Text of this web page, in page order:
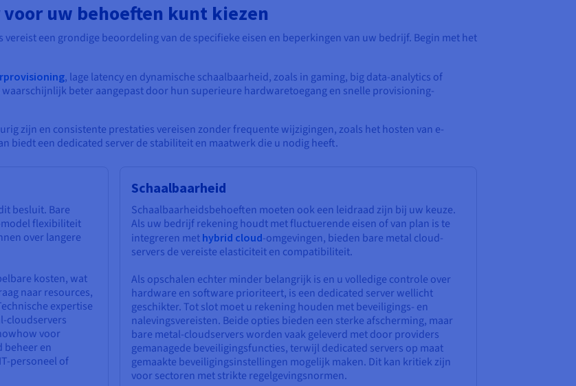
uw behoeften kunt kiezen
een grondige beoordeling van de specifieke eisen en beperkingen van uw bedrijf. Begin met het
, lage latency en dynamische schaalbaarheid, zoals in gaming, big data-analytics of
beter aangepast door hun superieure hardwaretoegang en snelle provisioning-
zijn en consistente prestaties vereisen zonder frequente wijzigingen, zoals het hosten van e-
biedt een dedicated server de stabiliteit en maatwerk die u nodig heeft.
besluit. Bare
flexibiliteit
over langere
kosten, wat
naar resources,
expertise
cloudservers
voor
en
personeel of
Schaalbaarheid
Schaalbaarheidsbehoeften moeten ook een leidraad zijn bij uw keuze.
Als uw bedrijf rekening houdt met fluctuerende eisen of van plan is te
integreren met hybrid cloud-omgevingen, bieden bare metal cloud-
servers de vereiste elasticiteit en compatibiliteit.
Als opschalen echter minder belangrijk is en u volledige controle over
hardware en software prioriteert, is een dedicated server wellicht
geschikter. Tot slot moet u rekening houden met beveiligings- en
nalevingsvereisten. Beide opties bieden een sterke afscherming, maar
bare metal-cloudservers worden vaak geleverd met door providers
gemanagede beveiligingsfuncties, terwijl dedicated servers op maat
gemaakte beveiligingsinstellingen mogelijk maken. Dit kan kritiek zijn
voor sectoren met strikte regelgevingsnormen.